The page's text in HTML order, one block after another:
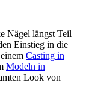
Nägel längst Teil
Einstieg in die
Casting in
Modeln in
Look von